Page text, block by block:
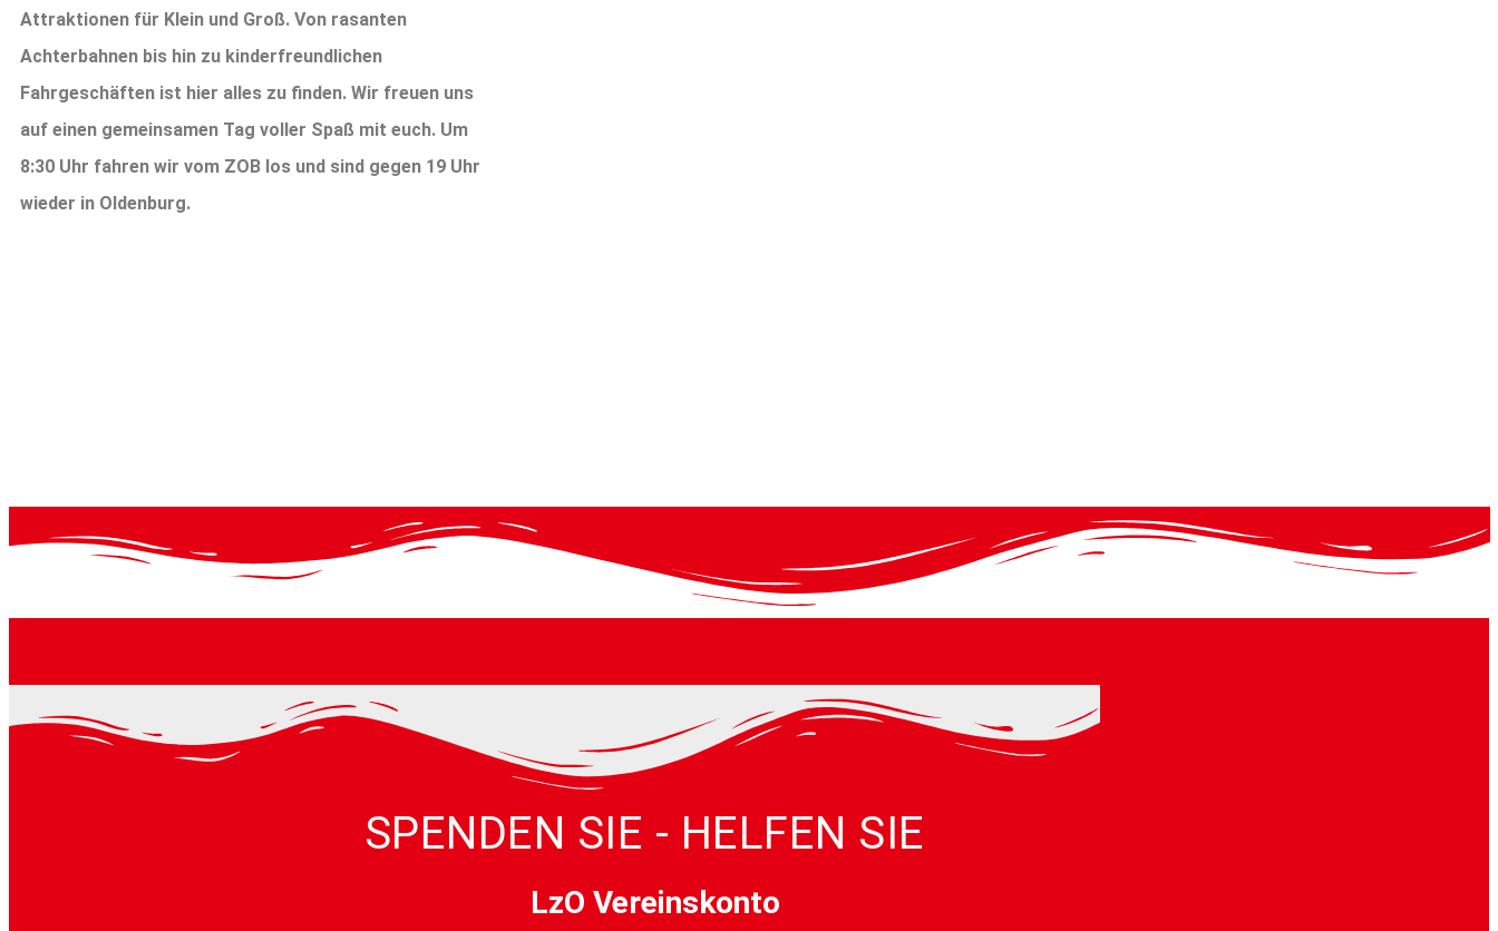
Attraktionen für Klein und Groß. Von rasanten
Achterbahnen bis hin zu kinderfreundlichen
Fahrgeschäften ist hier alles zu finden. Wir freuen uns
auf einen gemeinsamen Tag voller Spaß mit euch. Um
8:30 Uhr fahren wir vom ZOB los und sind gegen 19 Uhr
wieder in Oldenburg.
SPENDEN SIE - HELFEN SIE
LzO Vereinskonto